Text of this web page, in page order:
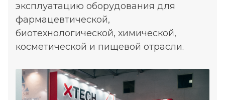
эксплуатацию оборудования для
фармацевтической,
биотехнологической, химической,
косметической и пищевой отрасли.